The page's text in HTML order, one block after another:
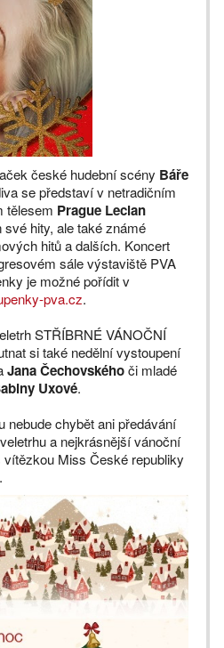
české hudební scény Báře
se představí v netradičním
tělesem Prague Lecian
hity, ale také známé
hitů a dalších. Koncert
sále výstaviště PVA
je možné pořídit v
pva.cz.
STŘÍBRNÉ VÁNOČNÍ
si také nedělní vystoupení
Jana Čechovskéhoči mladé
Uxové.
nebude chybět ani předávání
a nejkrásnější vánoční
Miss České republiky